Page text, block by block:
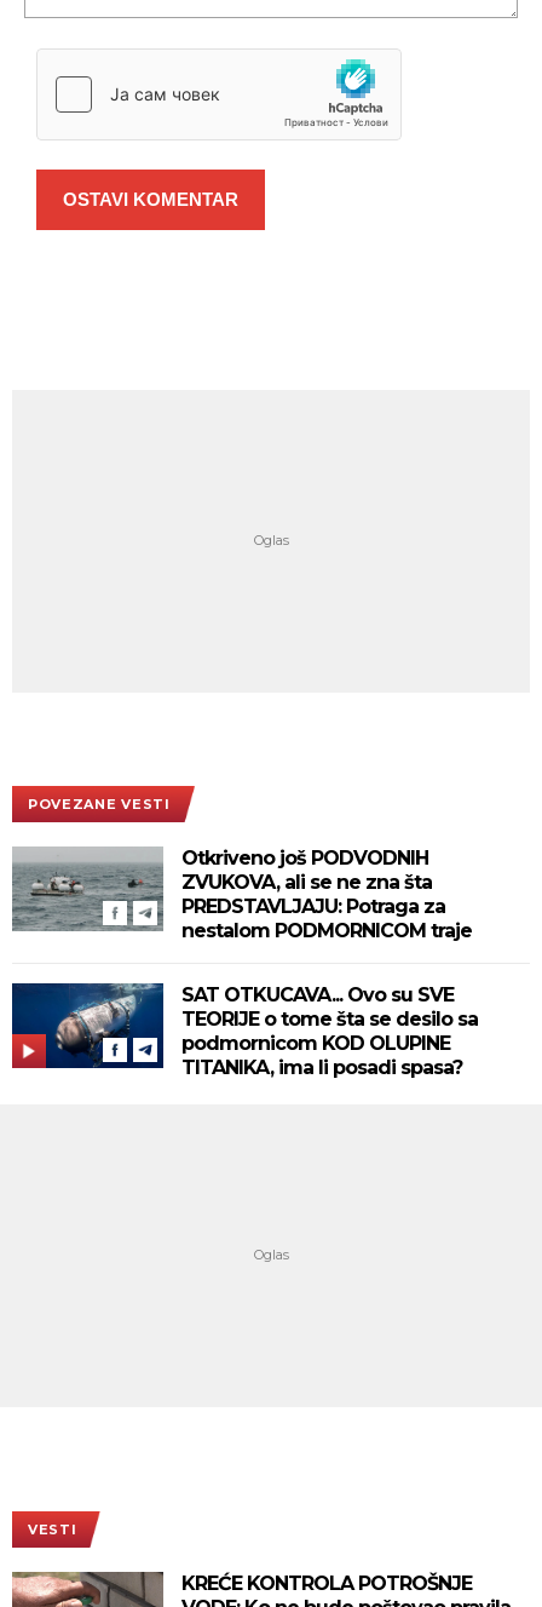
OSTAVI KOMENTAR
POVEZANE VESTI
Otkriveno još PODVODNIH
ZVUKOVA, ali se ne zna šta
PREDSTAVLJAJU: Potraga za
nestalom PODMORNICOM traje
SAT OTKUCAVA... Ovo su SVE
TEORIJE o tome šta se desilo sa
podmornicom KOD OLUPINE
TITANIKA, ima li posadi spasa?
VESTI
KREĆE KONTROLA POTROŠNJE